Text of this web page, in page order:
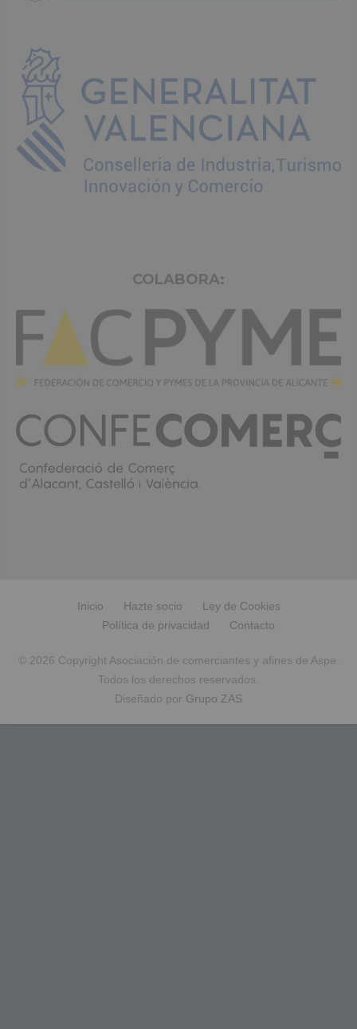
COLABORA:
Inicio Hazte socio
Ley de Cookies
Política de privacidad
Contacto
© 2026 Copyright Asociación de comerciantes y afines de Aspe.
Todos los derechos reservados.
Diseñado por Grupo ZAS